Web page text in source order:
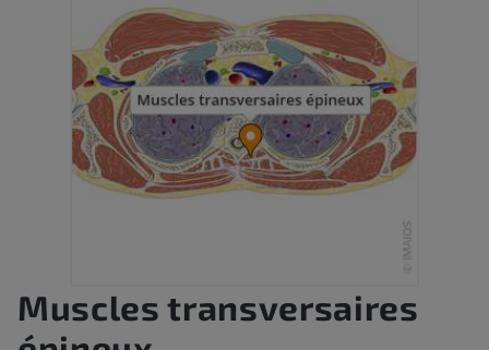
Muscles transversaires